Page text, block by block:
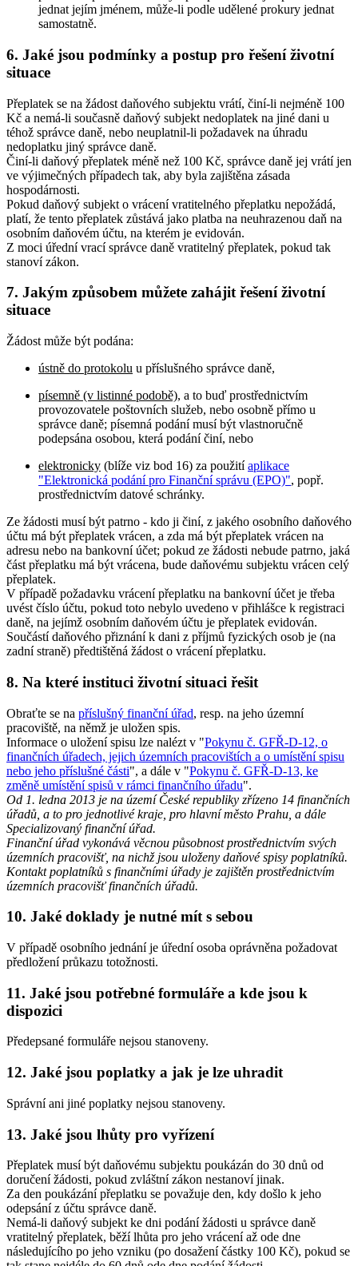
jednat jejím jménem, může-li podle udělené prokury jednat
samostatně.
6. Jaké jsou podmínky a postup pro řešení životní
situace
Přeplatek se na žádost daňového subjektu vrátí, činí-li nejméně 100
Kč a nemá-li současně daňový subjekt nedoplatek na jiné dani u
téhož správce daně, nebo neuplatnil-li požadavek na úhradu
nedoplatku jiný správce daně.
Činí-li daňový přeplatek méně než 100 Kč, správce daně jej vrátí jen
ve výjimečných případech tak, aby byla zajištěna zásada
hospodárnosti.
Pokud daňový subjekt o vrácení vratitelného přeplatku nepožádá,
platí, že tento přeplatek zůstává jako platba na neuhrazenou daň na
osobním daňovém účtu, na kterém je evidován.
Z moci úřední vrací správce daně vratitelný přeplatek, pokud tak
stanoví zákon.
7. Jakým způsobem můžete zahájit řešení životní
situace
Žádost může být podána:
ústně do protokolu u příslušného správce daně,
písemně (v listinné podobě), a to buď prostřednictvím
provozovatele poštovních služeb, nebo osobně přímo u
správce daně; písemná podání musí být vlastnoručně
podepsána osobou, která podání činí, nebo
elektronicky (blíže viz bod 16) za použitíaplikace
"Elektronická podání pro Finanční správu (EPO)", popř.
prostřednictvím datové schránky.
Ze žádosti musí být patrno - kdo ji činí, z jakého osobního daňového
účtu má být přeplatek vrácen, a zda má být přeplatek vrácen na
adresu nebo na bankovní účet; pokud ze žádosti nebude patrno, jaká
část přeplatku má být vrácena, bude daňovému subjektu vrácen celý
přeplatek.
V případě požadavku vrácení přeplatku na bankovní účet je třeba
uvést číslo účtu, pokud toto nebylo uvedeno v přihlášce k registraci
daně, na jejímž osobním daňovém účtu je přeplatek evidován.
Součástí daňového přiznání k dani z příjmů fyzických osob je (na
zadní straně) předtištěná žádost o vrácení přeplatku.
8. Na které instituci životní situaci řešit
Obraťte se na příslušný finanční úřad, resp. na jeho územní
pracoviště, na němž je uložen spis.
Informace o uložení spisu lze nalézt v "Pokynu č. GFŘ-D-12, o
finančních úřadech, jejich územních pracovištích a o umístění spisu
nebo jeho příslušné části", a dále v "Pokynu č. GFŘ-D-13, ke
změně umístění spisů v rámci finančního úřadu".
Od 1. ledna 2013 je na území České republiky zřízeno 14 finančních
úřadů, a to pro jednotlivé kraje, pro hlavní město Prahu, a dále
Specializovaný finanční úřad.
Finanční úřad vykonává věcnou působnost prostřednictvím svých
územních pracovišť, na nichž jsou uloženy daňové spisy poplatníků.
Kontakt poplatníků s finančními úřady je zajištěn prostřednictvím
územních pracovišť finančních úřadů.
10. Jaké doklady je nutné mít s sebou
V případě osobního jednání je úřední osoba oprávněna požadovat
předložení průkazu totožnosti.
11. Jaké jsou potřebné formuláře a kde jsou k
dispozici
Předepsané formuláře nejsou stanoveny.
12. Jaké jsou poplatky a jak je lze uhradit
Správní ani jiné poplatky nejsou stanoveny.
13. Jaké jsou lhůty pro vyřízení
Přeplatek musí být daňovému subjektu poukázán do 30 dnů od
doručení žádosti, pokud zvláštní zákon nestanoví jinak.
Za den poukázání přeplatku se považuje den, kdy došlo k jeho
odepsání z účtu správce daně.
Nemá-li daňový subjekt ke dni podání žádosti u správce daně
vratitelný přeplatek, běží lhůta pro jeho vrácení až ode dne
následujícího po jeho vzniku (po dosažení částky 100 Kč), pokud se